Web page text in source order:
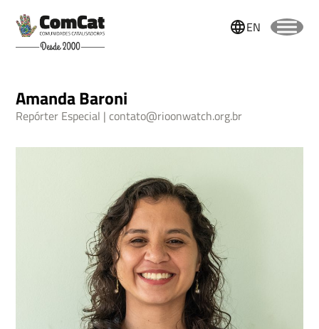
EN
Amanda Baroni
Repórter Especial contato@rioonwatch.org.br
Sobrenome